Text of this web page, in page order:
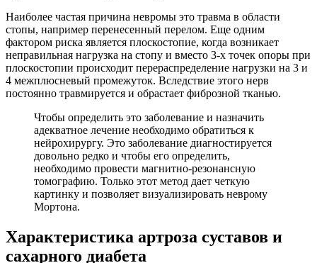
Наиболее частая причина невромы это травма в области
стопы, например перенесенный перелом. Еще одним
фактором риска является плоскостопие, когда возникает
неправильная нагрузка на стопу и вместо 3-х точек опоры при
плоскостопии происходит перераспределение нагрузки на 3 и
4 межплюсневый промежуток. Вследствие этого нерв
постоянно травмируется и обрастает фиброзной тканью.
Чтобы определить это заболевание и назначить
адекватное лечение необходимо обратиться к
нейрохирургу. Это заболевание диагностируется
довольно редко и чтобы его определить,
необходимо провести магнитно-резонансную
томографию. Только этот метод дает четкую
картинку и позволяет визуализировать неврому
Мортона.
Характеристика артроза суставов и
сахарного диабета